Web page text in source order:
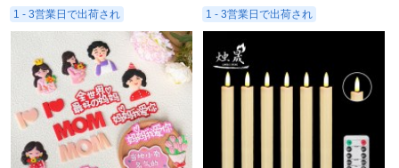
1 - 3営業日で出荷され 1 - 3営業日で出荷され